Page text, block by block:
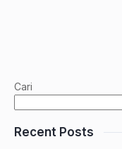
Cari
Recent Posts